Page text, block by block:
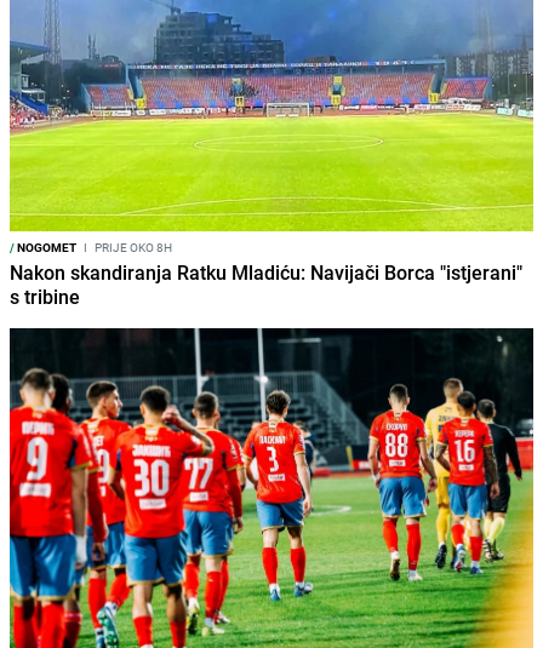
/NOGOMET I PRIJE OKO 8H
Nakon skandiranja Ratku Mladiću: Navijači Borca "istjerani"
s tribine